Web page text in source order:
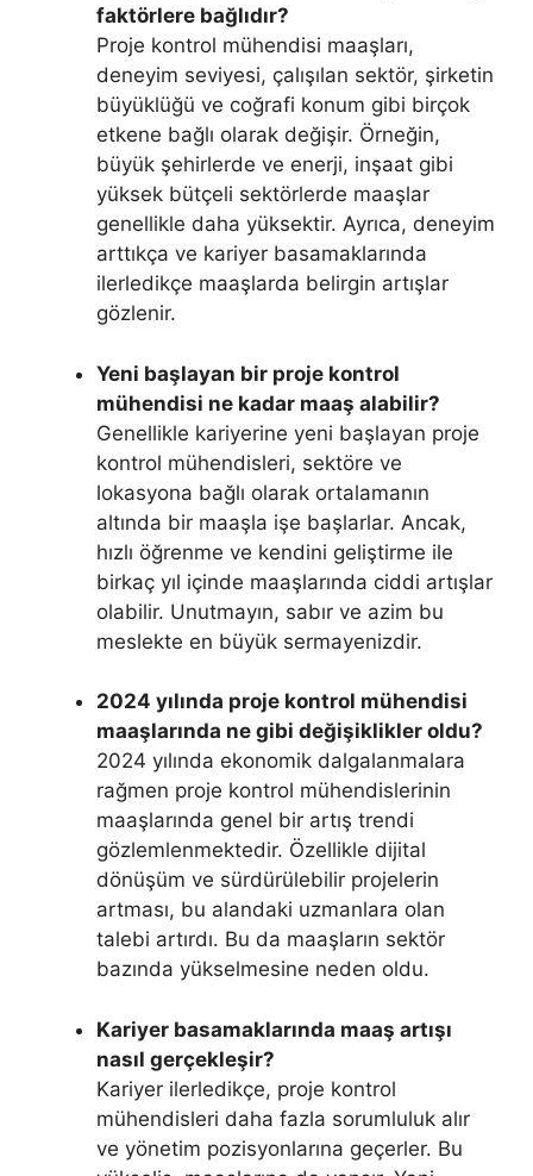
faktörlere bağlıdır?
Proje kontrol mühendisi maaşları,
deneyim seviyesi, çalışılan sektör, şirketin
büyüklüğü ve coğrafi konum gibi birçok
etkene bağlı olarak değişir. Örneğin,
büyük şehirlerde ve enerji, inşaat gibi
yüksek bütçeli sektörlerde maaşlar
genellikle daha yüksektir. Ayrıca, deneyim
arttıkça ve kariyer basamaklarında
ilerledikçe maaşlarda belirgin artışlar
gözlenir.
Yeni başlayan bir proje kontrol
mühendisi ne kadar maaş alabilir?
Genellikle kariyerine yeni başlayan proje
kontrol mühendisleri, sektöre ve
lokasyona bağlı olarak ortalamanın
altında bir maaşla işe başlarlar. Ancak,
hızlı öğrenme ve kendini geliştirme ile
birkaç yıl içinde maaşlarında ciddi artışlar
olabilir. Unutmayın, sabır ve azim bu
meslekte en büyük sermayenizdir.
2024 yılında proje kontrol mühendisi
maaşlarında ne gibi değişiklikler oldu?
2024 yılında ekonomik dalgalanmalara
rağmen proje kontrol mühendislerinin
maaşlarında genel bir artış trendi
gözlemlenmektedir. Özellikle dijital
dönüşüm ve sürdürülebilir projelerin
artması, bu alandaki uzmanlara olan
talebi artırdı. Bu da maaşların sektör
bazında yükselmesine neden oldu.
Kariyer basamaklarında maaş artışı
nasıl gerçekleşir?
Kariyer ilerledikçe, proje kontrol
mühendisleri daha fazla sorumluluk alır
ve yönetim pozisyonlarına geçerler. Bu